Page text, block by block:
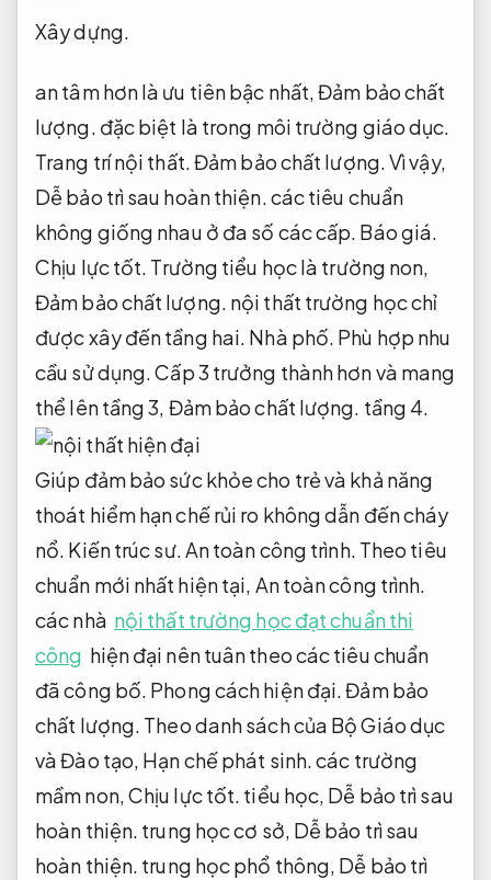
Xây dựng.
an tâm hơn là ưu tiên bậc nhất,Đảm bảo chất
lượng. đặc biệt là trong môi trường giáo dục.
Trang trí nội thất.Đảm bảo chất lượng.Vì vậy,
Dễ bảo trì sau hoàn thiện.các tiêu chuẩn
không giống nhau ở đa số các cấp. Báo giá.
Chịu lực tốt. Trường tiểu học là trường non,
Đảm bảo chất lượng. nội thất trường học chỉ
được xây đến tầng hai. Nhà phố. Phù hợp nhu
cầu sử dụng.Cấp 3 trưởng thành hơn và mang
thể lên tầng 3, Đảm bảo chất lượng. tầng 4.
Giúp đảm bảo sức khỏe cho trẻ và khả năng
thoát hiểm hạn chế rủi ro không dẫn đến cháy
nổ. Kiến trúc sư.An toàn công trình. Theo tiêu
chuẩn mới nhất hiện tại, An toàn công trình.
các nhà nội thất trường học đạt chuẩn thi
công hiện đại nên tuân theo các tiêu chuẩn
đã công bố. Phong cách hiện đại.Đảm bảo
chất lượng. Theo danh sách của Bộ Giáo dục
và Đào tạo, Hạn chế phát sinh.các trường
mầm non,Chịu lực tốt. tiểu học, Dễ bảo trì sau
hoàn thiện. trung học cơ sở, Dễ bảo trì sau
hoàn thiện. trung học phổ thông, Dễ bảo trì